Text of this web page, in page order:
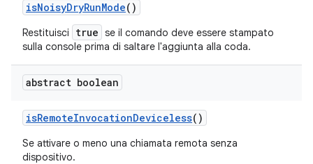
isNoisyDryRunMode()
Restituisci true se il comando deve essere stampato
sulla console prima di saltare l'aggiunta alla coda.
abstract boolean
isRemoteInvocationDeviceless()
Se attivare o meno una chiamata remota senza
dispositivo.